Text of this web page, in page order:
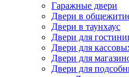
Гаражные двери
Двери в
Двери в таунхаус
Двери для
Двери для
Двери для
Двери для